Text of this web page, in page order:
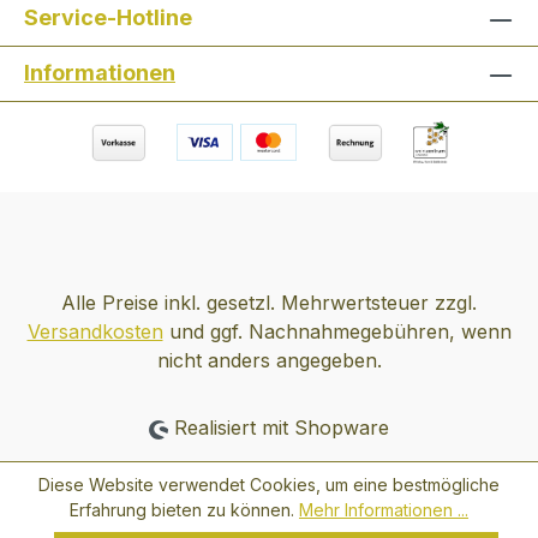
internationalem Top-Niveau - das hat
Christian Fischer intuitiv erkannt, als er
den elterlichen Betrieb übernahm.
"Damals hat das mit der Rotweinsache in
Österreich gerade begonnen - das hat
mich gereizt." Alles Weitere ist Geschichte.
kraftvolle, dichte Weine. "Unsere Weine.
Pur und erdig."
Service-Hotline
Informationen
Alle Preise inkl. gesetzl. Mehrwertsteuer zzgl.
Versandkostenund ggf. Nachnahmegebühren, wenn
nicht anders angegeben.
Realisiert mit Shopware
Diese Website verwendet Cookies, um eine bestmögliche
Erfahrung bieten zu können. Mehr Informationen ...